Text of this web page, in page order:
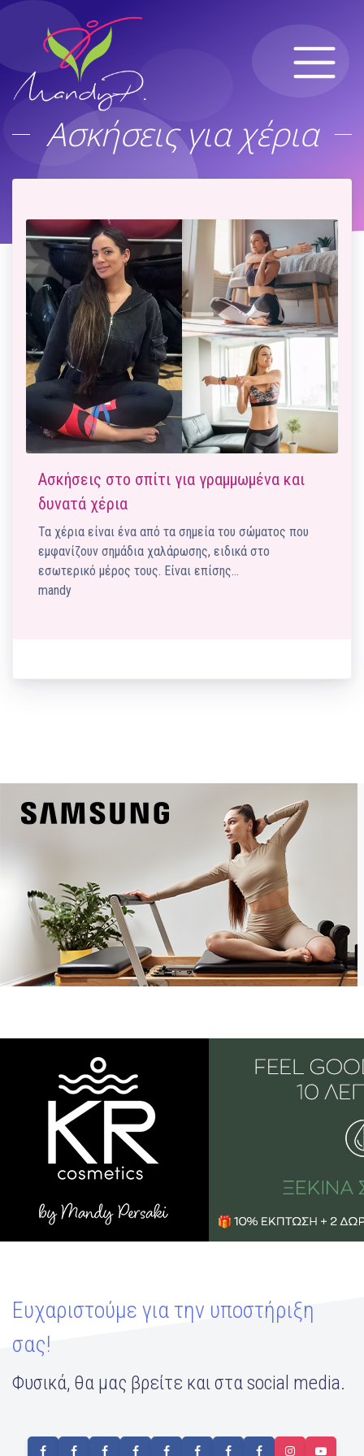
Ασκήσεις για χέρια
Ασκήσεις στο σπίτι για γραμμωμένα και
δυνατά χέρια
Τα χέρια είναι ένα από τα σημεία του σώματος που
εμφανίζουν σημάδια χαλάρωσης, ειδικά στο
εσωτερικό μέρος τους. Είναι επίσης…
mandy
Ευχαριστούμε για την υποστήριξη
σας!
Φυσικά, θα μας βρείτε και στα social media.